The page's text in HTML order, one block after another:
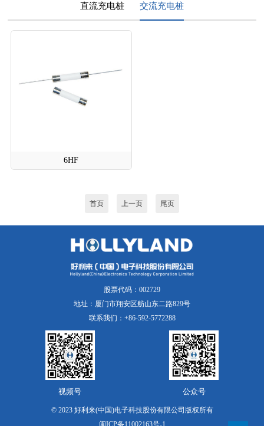
直流充电桩 交流充电桩
6HF
首页 上一页 尾页
股票代码：002729
地址：厦门市翔安区舫山东二路829号
联系我们：+86-592-5772288
视频号 公众号
© 2023 好利来(中国)电子科技股份有限公司版权所有
闽ICP备11002163号-1